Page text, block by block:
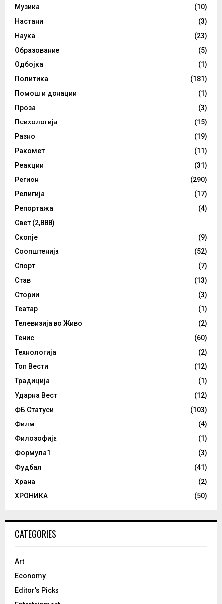
Музика
(10)
Настани
(3)
Наука
(23)
Образование
(5)
Одбојка
(1)
Политика
(181)
Помош и донации
(1)
Проза
(3)
Психологија
(15)
Разно
(19)
Ракомет
(11)
Реакции
(31)
Регион
(290)
Религија
(17)
Репортажа
(4)
Свет (2,888)
Скопје
(9)
Соопштенија
(52)
Спорт
(7)
Став
(13)
Стории
(3)
Театар
(1)
Телевизија во Живо
(2)
Тенис
(60)
Технологија
(2)
Топ Вести
(12)
Традиција
(1)
Ударна Вест
(12)
ФБ Статуси
(103)
Филм
(4)
Филозофија
(1)
Формула1
(3)
Фудбал
(41)
Храна
(2)
ХРОНИКА
(50)
CATEGORIES
Art
Economy
Editor's Picks